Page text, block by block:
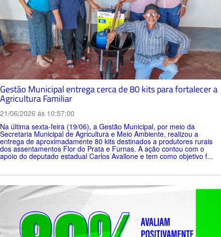
Gestão Municipal entrega cerca de 80 kits para fortalecer a
Agricultura Familiar
21/06/2026 ás 10:57:00
Na última sexta-feira (19/06), a Gestão Municipal, por meio da
Secretaria Municipal de Agricultura e Meio Ambiente, realizou a
entrega de aproximadamente 80 kits destinados a produtores rurais
dos assentamentos Flor do Prata e Furnas. A ação contou com o
apoio do deputado estadual Carlos Avallone e tem como objetivo f...